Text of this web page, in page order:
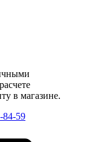
в магазине.
84-59